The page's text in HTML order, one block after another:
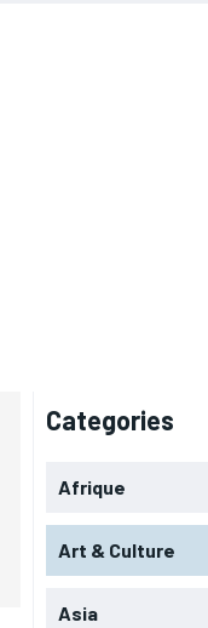
Categories
Afrique
Art & Culture
Asia